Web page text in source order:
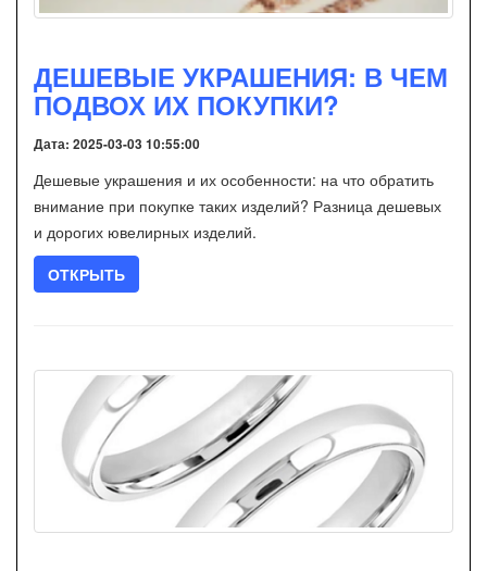
ДЕШЕВЫЕ УКРАШЕНИЯ: В ЧЕМ
ПОДВОХ ИХ ПОКУПКИ?
Дата: 2025-03-03 10:55:00
Дешевые украшения и их особенности: на что обратить
внимание при покупке таких изделий? Разница дешевых
и дорогих ювелирных изделий.
ОТКРЫТЬ